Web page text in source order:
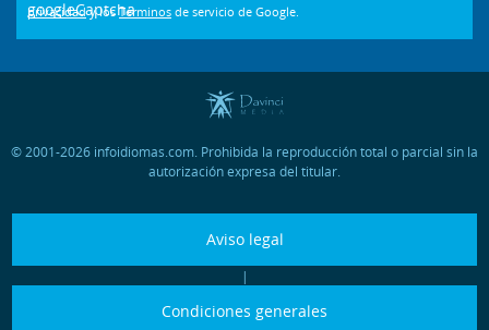
privacidady los Términos de servicio de Google.
© 2001-2026 infoidiomas.com. Prohibida la reproducción total o parcial sin la
autorización expresa del titular.
Aviso legal
|
Condiciones generales